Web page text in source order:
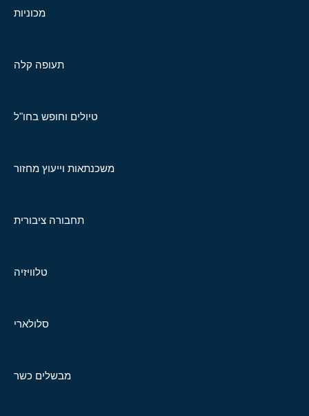
מכוניות
תעופה קלה
טיולים וחופש בחו"ל
משכנתאות וייעוץ מחזור
תחבורה ציבורית
טלוויזיה
סלולארי
מבשלים כשר